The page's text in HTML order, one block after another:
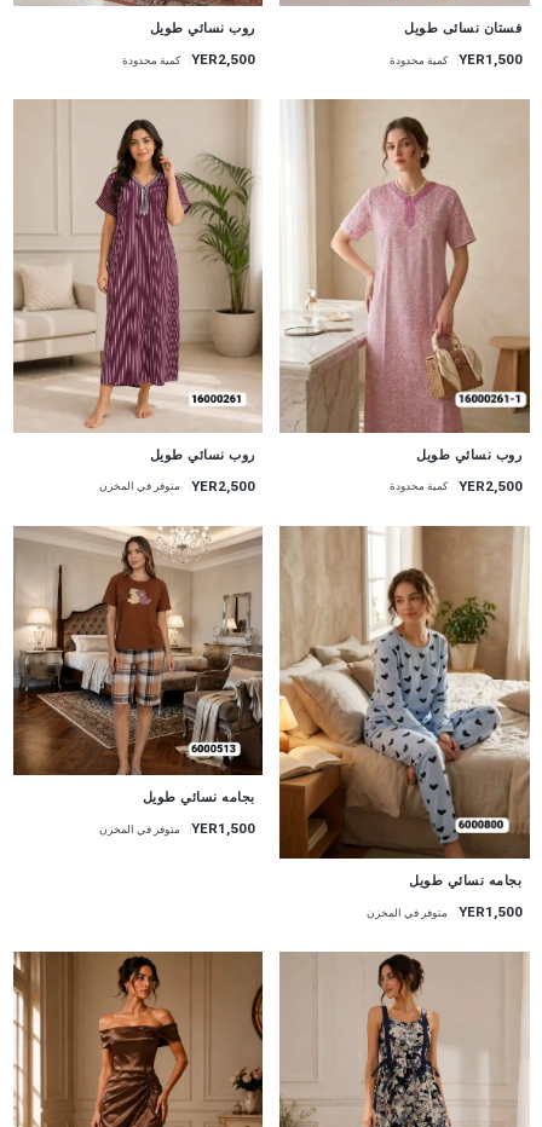
جديد
فستان نسائى طويل
YER1,500 كمية محدودة
روب نسائي طويل
YER2,500 كمية محدودة
روب نسائي طويل
YER2,500 كمية محدودة
روب نسائي طويل
YER2,500 متوفر في المخزن
بجامه نسائي طويل
YER1,500 متوفر في المخزن
بجامه نسائي طويل
YER1,500 متوفر في المخزن